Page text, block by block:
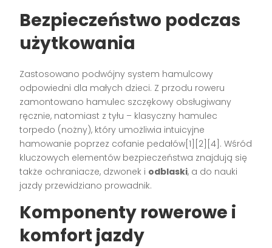
Bezpieczeństwo podczas
użytkowania
Zastosowano podwójny system hamulcowy
odpowiedni dla małych dzieci. Z przodu roweru
zamontowano hamulec szczękowy obsługiwany
ręcznie, natomiast z tyłu – klasyczny hamulec
torpedo (nożny), który umożliwia intuicyjne
hamowanie poprzez cofanie pedałów[1][2][4]. Wśród
kluczowych elementów bezpieczeństwa znajdują się
także ochraniacze, dzwonek i odblaski, a do nauki
jazdy przewidziano prowadnik.
Komponenty rowerowe i
komfort jazdy